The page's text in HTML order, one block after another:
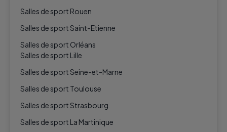
Salles de sport Rouen
Salles de sport Saint-Etienne
Salles de sport Orléans
Salles de sport Lille
Salles de sport Seine-et-Marne
Salles de sport Toulouse
Salles de sport Strasbourg
Salles de sport La Martinique